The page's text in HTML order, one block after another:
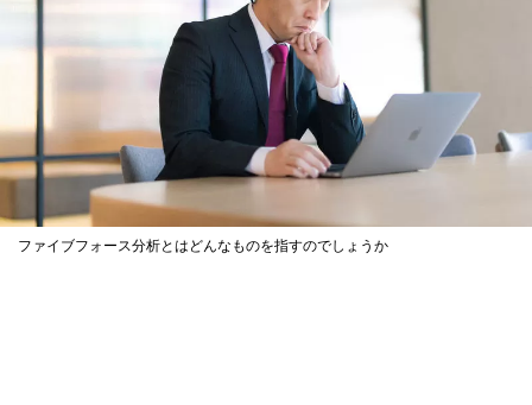
ファイブフォース分析とはどんなものを指すのでしょうか